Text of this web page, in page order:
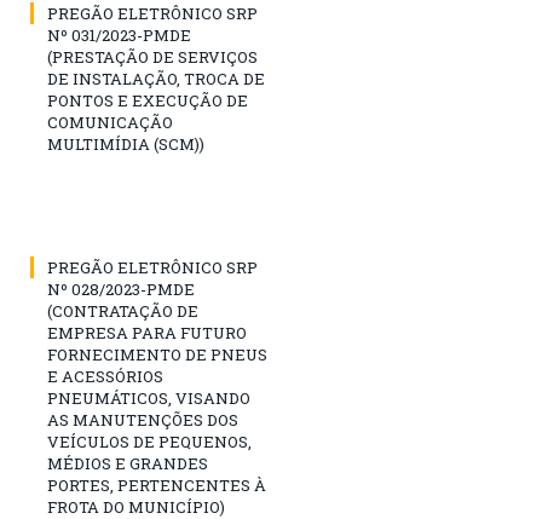
PREGÃO ELETRÔNICO SRP
Nº 031/2023-PMDE
(PRESTAÇÃO DE SERVIÇOS
DE INSTALAÇÃO, TROCA DE
PONTOS E EXECUÇÃO DE
COMUNICAÇÃO
MULTIMÍDIA (SCM))
PREGÃO ELETRÔNICO SRP
Nº 028/2023-PMDE
(CONTRATAÇÃO DE
EMPRESA PARA FUTURO
FORNECIMENTO DE PNEUS
E ACESSÓRIOS
PNEUMÁTICOS, VISANDO
AS MANUTENÇÕES DOS
VEÍCULOS DE PEQUENOS,
MÉDIOS E GRANDES
PORTES, PERTENCENTES À
FROTA DO MUNICÍPIO)